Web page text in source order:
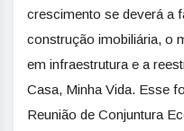
crescimento se deverá a
construção imobiliária, o
em infraestrutura e a
Casa, Minha Vida. Esse
Reunião de Conjuntura